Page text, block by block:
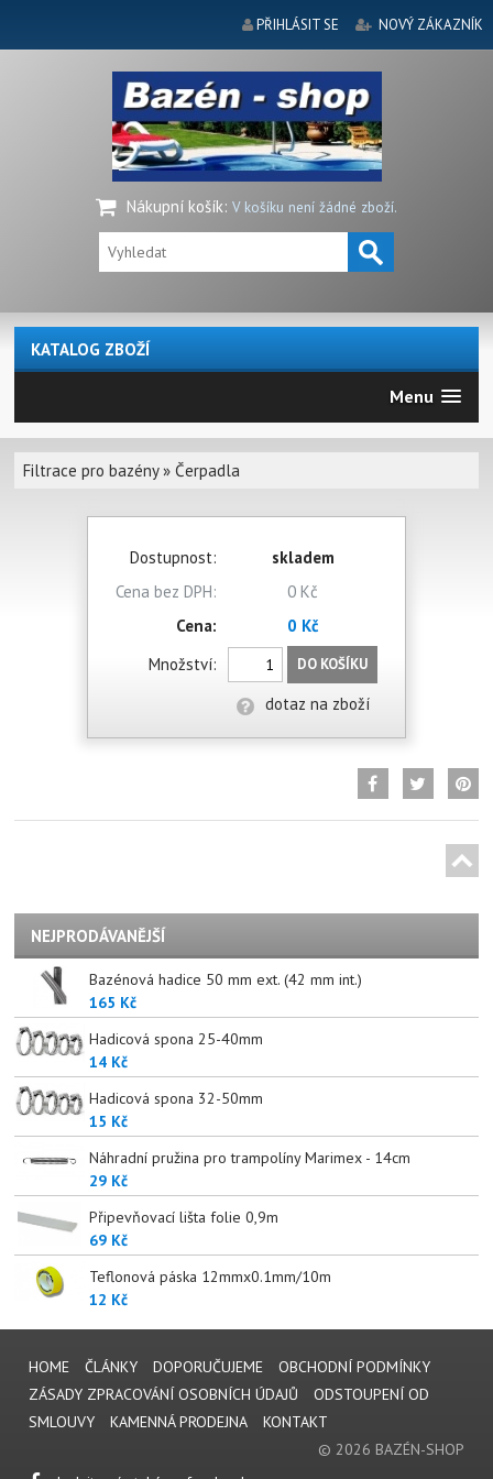
PŘIHLÁSIT SE NOVÝ ZÁKAZNÍK
Nákupní košík: V košíku není žádné zboží.
KATALOG ZBOŽÍ
Menu
Filtrace pro bazény»Čerpadla
Dostupnost:
skladem
Cena bez DPH:
0 Kč
Cena:
0 Kč
Množství:
DO KOŠÍKU
dotaz na zboží
NEJPRODÁVANĚJŠÍ
Bazénová hadice 50 mm ext. (42 mm int.)
165 Kč
Hadicová spona 25-40mm
14 Kč
Hadicová spona 32-50mm
15 Kč
Náhradní pružina pro trampolíny Marimex - 14cm
29 Kč
Připevňovací lišta folie 0,9m
69 Kč
Teflonová páska 12mmx0.1mm/10m
12 Kč
HOME ČLÁNKY DOPORUČUJEME
OBCHODNÍ PODMÍNKY
ZÁSADY ZPRACOVÁNÍ OSOBNÍCH ÚDAJŮ
ODSTOUPENÍ OD
SMLOUVY
KAMENNÁ PRODEJNA
KONTAKT
© 2026 BAZÉN-SHOP